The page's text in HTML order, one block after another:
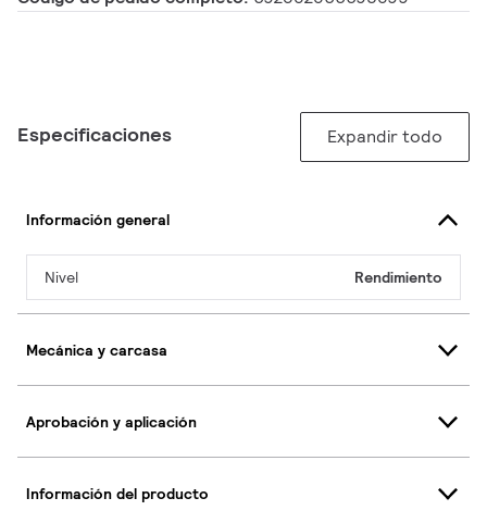
Especificaciones Expandir todo
Información general
Nivel Rendimiento
Mecánica y carcasa
Aprobación y aplicación
Información del producto